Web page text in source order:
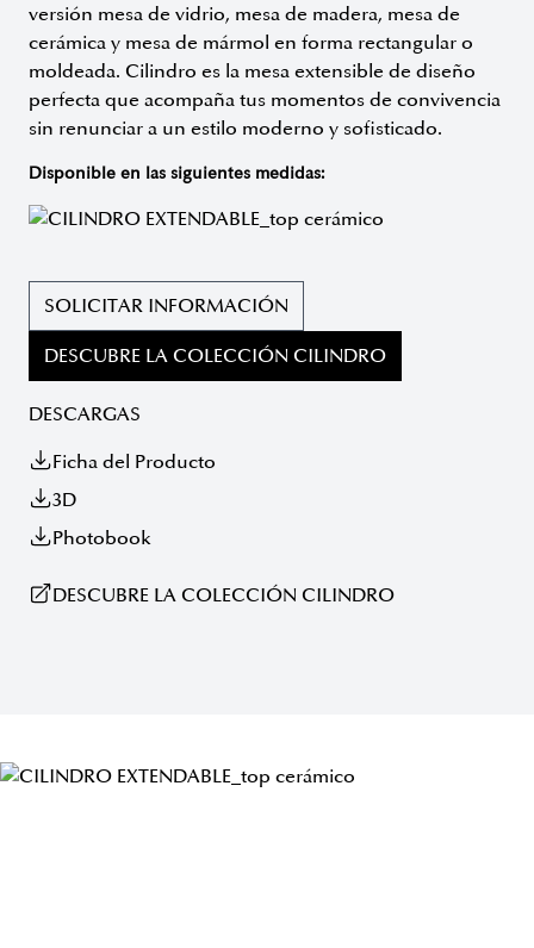
versión mesa de vidrio, mesa de madera, mesa de
cerámica y mesa de mármol en forma rectangular o
moldeada. Cilindro es la mesa extensible de diseño
perfecta que acompaña tus momentos de convivencia
sin renunciar a un estilo moderno y sofisticado.
Disponible en las siguientes medidas:
SOLICITAR INFORMACIÓN
DESCUBRE LA COLECCIÓN CILINDRO
DESCARGAS
Ficha del Producto
3D
Photobook
DESCUBRE LA COLECCIÓN CILINDRO